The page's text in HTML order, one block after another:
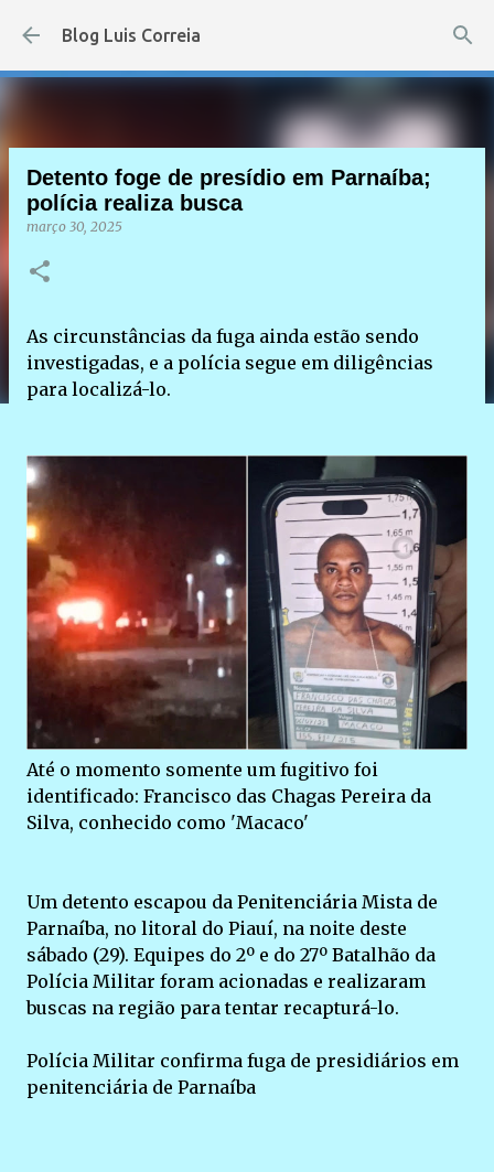
Pular para o conteúdo principal
Blog Luis Correia
Detento foge de presídio em Parnaíba;
polícia realiza busca
março 30, 2025
As circunstâncias da fuga ainda estão sendo
investigadas, e a polícia segue em diligências
para localizá-lo.
Até o momento somente um fugitivo foi
identificado: Francisco das Chagas Pereira da
Silva, conhecido como 'Macaco'
Um detento escapou da Penitenciária Mista de
Parnaíba, no litoral do Piauí, na noite deste
sábado (29). Equipes do 2º e do 27º Batalhão da
Polícia Militar foram acionadas e realizaram
buscas na região para tentar recapturá-lo.
Polícia Militar confirma fuga de presidiários em
penitenciária de Parnaíba